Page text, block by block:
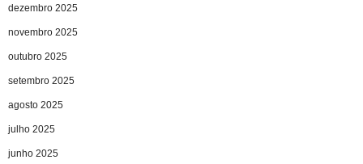
dezembro 2025
novembro 2025
outubro 2025
setembro 2025
agosto 2025
julho 2025
junho 2025